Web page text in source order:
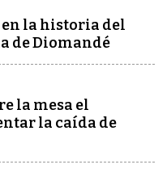
en la historia del
de Diomandé
la mesa el
la caída de